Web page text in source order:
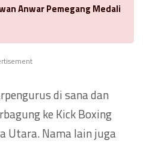
Anwar Pemegang Medali
di sana dan
ke Kick Boxing
Utara. Nama lain juga